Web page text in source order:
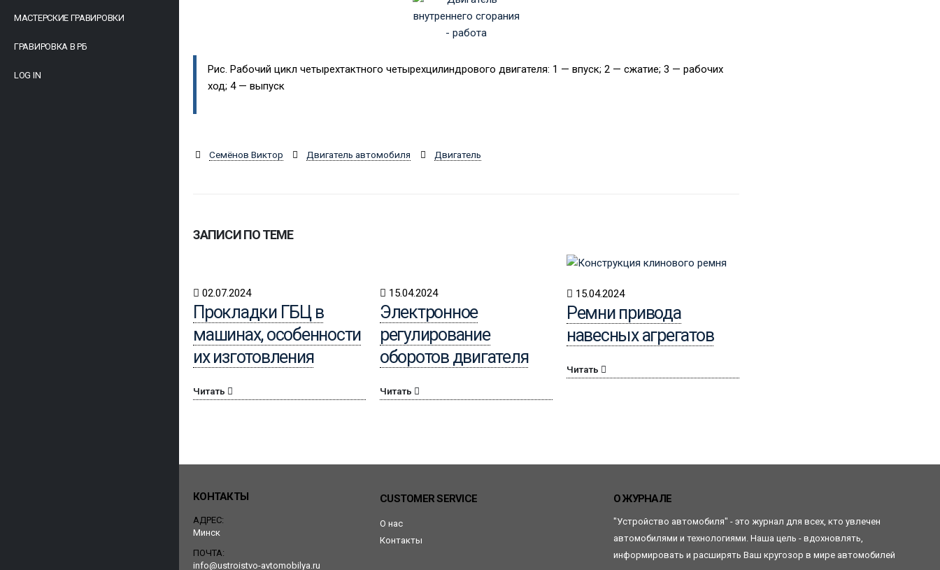
МАСТЕРСКИЕ ГРАВИРОВКИ
ГРАВИРОВКА В РБ
LOG IN
Рис. Рабочий цикл четырехтактного четырехцилиндрового двигателя: 1 — впуск; 2 — сжатие; 3 — рабочих
ход; 4 — выпуск
Семёнов Виктор Двигатель автомобиля Двигатель
ЗАПИСИ ПО ТЕМЕ
02.07.2024
Прокладки ГБЦ в
машинах, особенности
их изготовления
Читать
15.04.2024
Электронное
регулирование
оборотов двигателя
Читать
15.04.2024
Ремни привода
навесных агрегатов
Читать
КОНТАКТЫ
АДРЕС:
Минск
ПОЧТА:
info@ustroistvo-avtomobilya.ru
CUSTOMER SERVICE
О нас
Контакты
О ЖУРНАЛЕ
"Устройство автомобиля" - это журнал для всех, кто увлечен
автомобилями и технологиями. Наша цель - вдохновлять,
информировать и расширять Ваш кругозор в мире автомобилей